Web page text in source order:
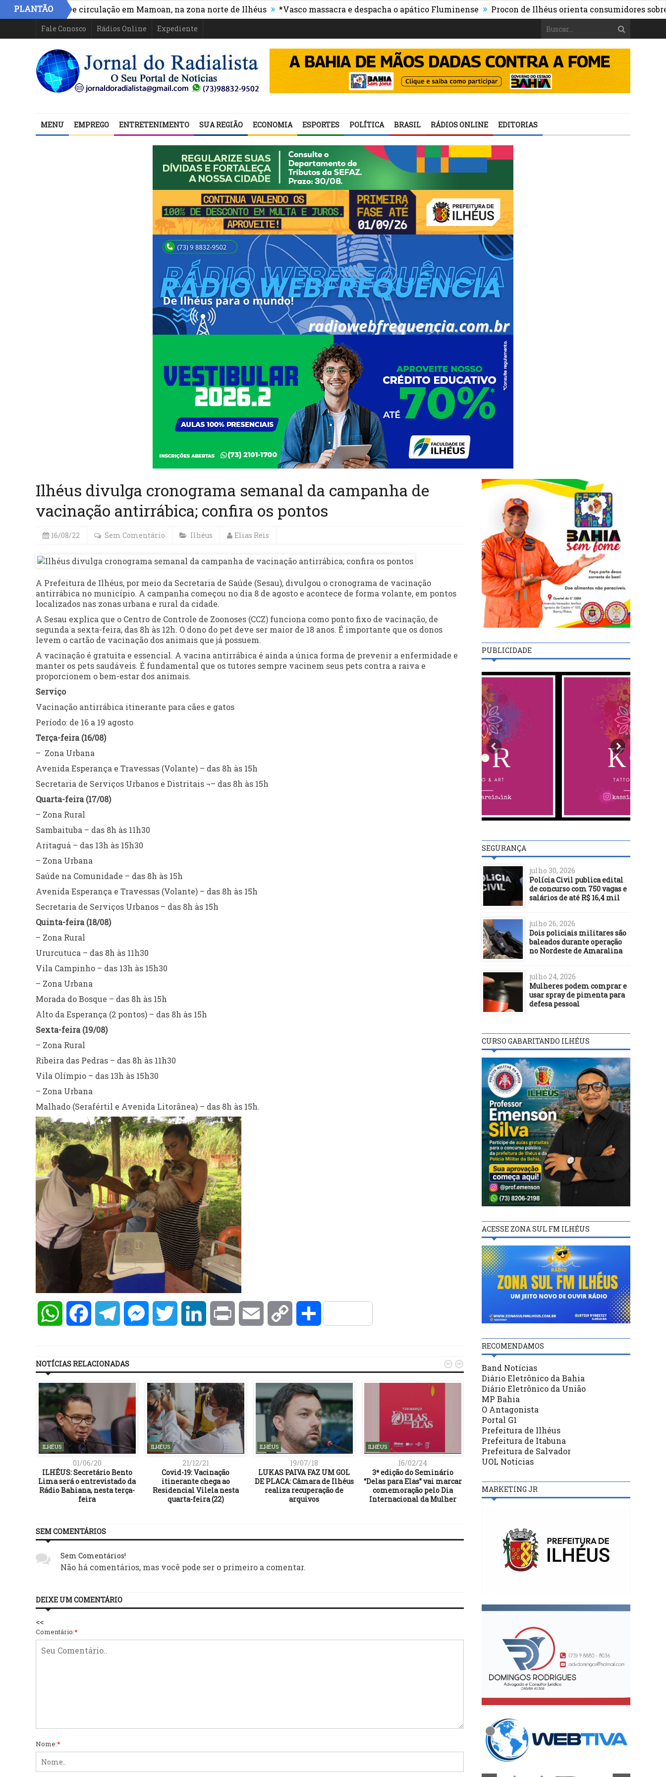
PLANTÃO
acesso e circulação em Mamoan, na zona norte de Ilhéus » *Vasco massacra e despacha o apático Fluminense » Procon de Ilhéus orienta consumidores sobre os
Fale Conosco Rádios Online Expediente
MENU EMPREGO ENTRETENIMENTO SUA REGIÃO ECONOMIA ESPORTES POLÍTICA BRASIL RÁDIOS ONLINE EDITORIAS
Ilhéus divulga cronograma semanal da campanha de
vacinação antirrábica; confira os pontos
16/08/22 Sem Comentário Ilhéus Elias Reis
A Prefeitura de Ilhéus, por meio da Secretaria de Saúde (Sesau), divulgou o cronograma de vacinação
antirrábica no município. A campanha começou no dia 8 de agosto e acontece de forma volante, em pontos
localizados nas zonas urbana e rural da cidade.
A Sesau explica que o Centro de Controle de Zoonoses (CCZ) funciona como ponto fixo de vacinação, de
segunda a sexta-feira, das 8h às 12h. O dono do pet deve ser maior de 18 anos. É importante que os donos
levem o cartão de vacinação dos animais que já possuem.
A vacinação é gratuita e essencial. A vacina antirrábica é ainda a única forma de prevenir a enfermidade e
manter os pets saudáveis. É fundamental que os tutores sempre vacinem seus pets contra a raiva e
proporcionem o bem-estar dos animais.
Serviço
Vacinação antirrábica itinerante para cães e gatos
Período: de 16 a 19 agosto
Terça-feira (16/08)
– Zona Urbana
Avenida Esperança e Travessas (Volante) – das 8h às 15h
Secretaria de Serviços Urbanos e Distritais ¬– das 8h às 15h
Quarta-feira (17/08)
– Zona Rural
Sambaituba – das 8h às 11h30
Aritaguá – das 13h às 15h30
– Zona Urbana
Saúde na Comunidade – das 8h às 15h
Avenida Esperança e Travessas (Volante) – das 8h às 15h
Secretaria de Serviços Urbanos – das 8h às 15h
Quinta-feira (18/08)
– Zona Rural
Ururcutuca – das 8h às 11h30
Vila Campinho – das 13h às 15h30
– Zona Urbana
Morada do Bosque – das 8h às 15h
Alto da Esperança (2 pontos) – das 8h às 15h
Sexta-feira (19/08)
– Zona Rural
Ribeira das Pedras – das 8h às 11h30
Vila Olímpio – das 13h às 15h30
– Zona Urbana
Malhado (Serafértil e Avenida Litorânea) – das 8h às 15h.
WhatsAppFacebookTelegramMessengerTwitter LinkedInPrint Email Copy Compartilhar
NOTÍCIAS RELACIONADAS
ILHÉUS
01/06/20
ILHÉUS: Secretário Bento
Lima será o entrevistado da
Rádio Bahiana, nesta terça-
feira
ILHÉUS
21/12/21
Covid-19: Vacinação
itinerante chega ao
Residencial Vilela nesta
quarta-feira (22)
ILHÉUS
19/07/18
LUKAS PAIVA FAZ UM GOL
DE PLACA: Câmara de Ilhéus
realiza recuperação de
arquivos
ILHÉUS
16/02/24
3ª edição do Seminário
“Delas para Elas” vai marcar
comemoração pelo Dia
Internacional da Mulher
ILHÉUS
21/12/18
mais de mil pessoas em
Ilhéus
DA 54ª SESSÃO
 
SEM COMENTÁRIOS
Sem Comentários!
Não há comentários, mas você pode ser o primeiro a comentar.
DEIXE UM COMENTÁRIO
<<
Comentário:*
Nome:*
PUBLICIDADE
SEGURANÇA
julho 30, 2026
Polícia Civil publica edital
de concurso com 750 vagas e
salários de até R$ 16,4 mil
julho 26, 2026
Dois policiais militares são
baleados durante operação
no Nordeste de Amaralina
julho 24, 2026
Mulheres podem comprar e
usar spray de pimenta para
defesa pessoal
CURSO GABARITANDO ILHÉUS
ACESSE ZONA SUL FM ILHÉUS
RECOMENDAMOS
Band Notícias
Diário Eletrônico da Bahia
Diário Eletrônico da União
MP Bahia
O Antagonista
Portal G1
Prefeitura de Ilhéus
Prefeitura de Itabuna
Prefeitura de Salvador
UOL Notícias
MARKETING JR